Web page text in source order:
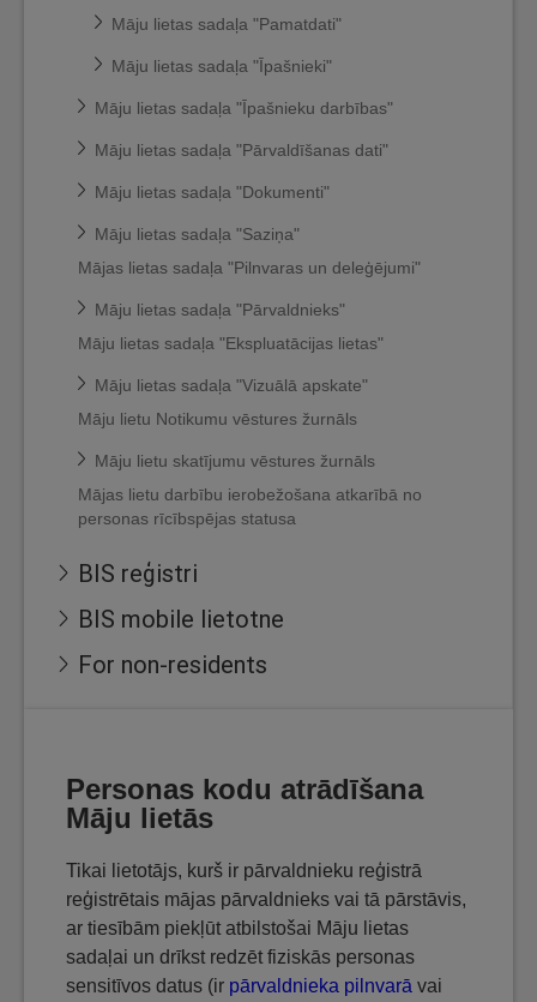
Māju lietas sadaļa "Pamatdati"
Māju lietas sadaļa "Īpašnieki"
Māju lietas sadaļa "Īpašnieku darbības"
Māju lietas sadaļa "Pārvaldīšanas dati"
Māju lietas sadaļa "Dokumenti"
Māju lietas sadaļa "Saziņa"
Mājas lietas sadaļa "Pilnvaras un deleģējumi"
Māju lietas sadaļa "Pārvaldnieks"
Māju lietas sadaļa "Ekspluatācijas lietas"
Māju lietas sadaļa "Vizuālā apskate"
Māju lietu Notikumu vēstures žurnāls
Māju lietu skatījumu vēstures žurnāls
Mājas lietu darbību ierobežošana atkarībā no
personas rīcībspējas statusa
BIS reģistri
BIS mobile lietotne
For non-residents
Personas kodu atrādīšana
Māju lietās
Tikai lietotājs, kurš ir pārvaldnieku reģistrā
reģistrētais mājas pārvaldnieks vai tā pārstāvis,
ar tiesībām piekļūt atbilstošai Māju lietas
sadaļai un drīkst redzēt fiziskās personas
sensitīvos datus (ir pārvaldnieka pilnvarā vai